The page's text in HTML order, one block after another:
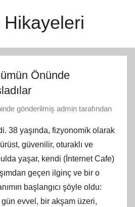
Önünde
gönderilmiş admin tarafından
38 yaşında, fizyonomik olarak
güvenilir, oturaklı ve
yaşar, kendi (İnternet Cafe)
geçen ilginç ve bir o
başlangıcı şöyle oldu:
evvel, bir akşam üzeri,